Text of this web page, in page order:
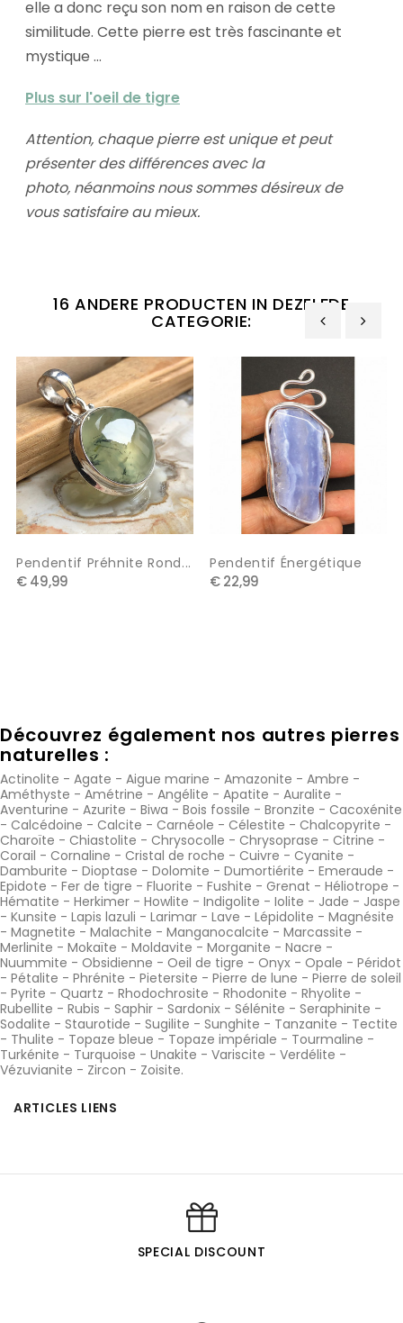
elle a donc reçu son nom en raison de cette
similitude. Cette pierre est très fascinante et
mystique ...
Plus sur l'oeil de tigre
Attention, chaque pierre est unique et peut
présenter des différences avec la
photo, néanmoins nous sommes désireux de
vous satisfaire au mieux.
16 ANDERE PRODUCTEN IN DEZELFDE
CATEGORIE:
Pendentif Préhnite Rond...
€ 49,99
Pendentif Énergétique
€ 22,99
‹
Découvrez également nos autres pierres
naturelles :
Actinolite - Agate - Aigue marine - Amazonite - Ambre -
Améthyste - Amétrine - Angélite - Apatite - Auralite -
Aventurine - Azurite - Biwa - Bois fossile - Bronzite - Cacoxénite
- Calcédoine - Calcite - Carnéole - Célestite - Chalcopyrite -
Charoïte - Chiastolite - Chrysocolle - Chrysoprase - Citrine -
Corail - Cornaline - Cristal de roche - Cuivre - Cyanite -
Damburite - Dioptase - Dolomite - Dumortiérite - Emeraude -
Epidote - Fer de tigre - Fluorite - Fushite - Grenat - Héliotrope -
Hématite - Herkimer - Howlite - Indigolite - Iolite - Jade - Jaspe
- Kunsite - Lapis lazuli - Larimar - Lave - Lépidolite - Magnésite
- Magnetite - Malachite - Manganocalcite - Marcassite -
Merlinite - Mokaïte - Moldavite - Morganite - Nacre -
Nuummite - Obsidienne - Oeil de tigre - Onyx - Opale - Péridot
- Pétalite - Phrénite - Pietersite - Pierre de lune - Pierre de soleil
- Pyrite - Quartz - Rhodochrosite - Rhodonite - Rhyolite -
Rubellite - Rubis - Saphir - Sardonix - Sélénite - Seraphinite -
Sodalite - Staurotide - Sugilite - Sunghite - Tanzanite - Tectite
- Thulite - Topaze bleue - Topaze impériale - Tourmaline -
Turkénite - Turquoise - Unakite - Variscite - Verdélite -
Vézuvianite - Zircon - Zoisite.
ARTICLES LIENS
SPECIAL DISCOUNT